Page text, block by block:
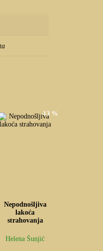
-13 %
Nepodnošljiva
lakoća
strahovanja
Helena Šunjić